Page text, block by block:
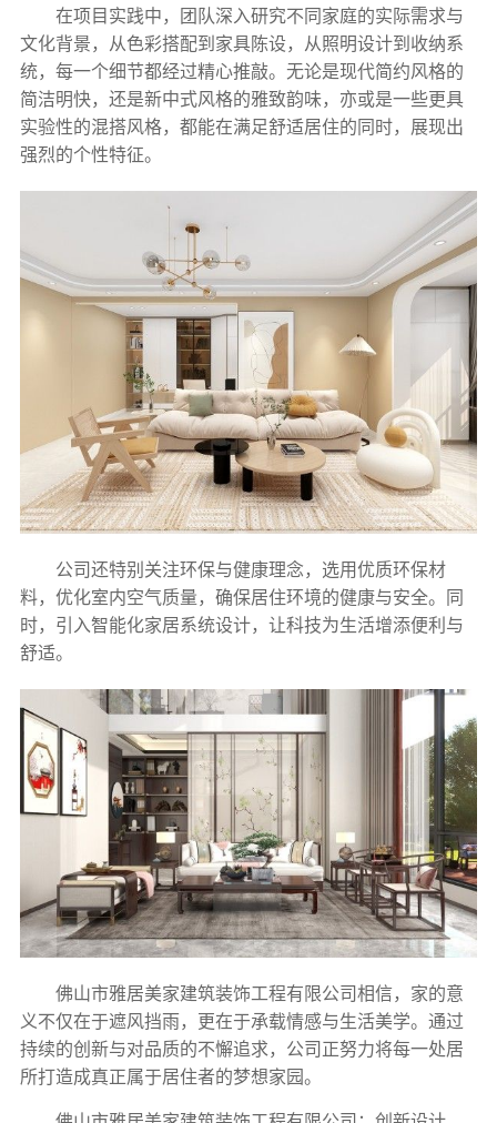
在项目实践中，团队深入研究不同家庭的实际需求与
文化背景，从色彩搭配到家具陈设，从照明设计到收纳系
统，每一个细节都经过精心推敲。无论是现代简约风格的
简洁明快，还是新中式风格的雅致韵味，亦或是一些更具
实验性的混搭风格，都能在满足舒适居住的同时，展现出
强烈的个性特征。
公司还特别关注环保与健康理念，选用优质环保材
料，优化室内空气质量，确保居住环境的健康与安全。同
时，引入智能化家居系统设计，让科技为生活增添便利与
舒适。
佛山市雅居美家建筑装饰工程有限公司相信，家的意
义不仅在于遮风挡雨，更在于承载情感与生活美学。通过
持续的创新与对品质的不懈追求，公司正努力将每一处居
所打造成真正属于居住者的梦想家园。